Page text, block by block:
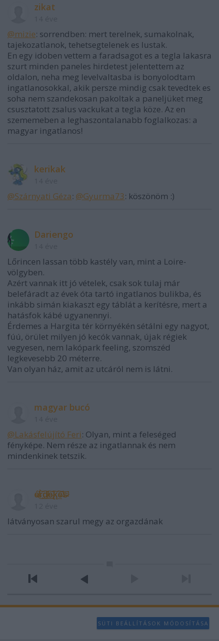
zikat
@mizie: sorrendben: mert terelnek, sumakolnak,
tajekozatlanok, tehetsegtelenek es lustak.
En egy idoben vettem a faradsagot es a tegla lakasra
szurt minden paneles hirdetest jelentettem az
oldalon, neha meg levelvaltasba is bonyolodtam
ingatlanosokkal, akik persze mindig csak tevedtek es
soha nem szandekosan pakoltak a paneljüket meg
csusztatott zsalus vackukat a tegla köze. Az en
szememeben a leghaszontalanabb foglalkozas: a
magyar ingatlanos!
kerikak
@Szárnyati Gézа: @Gyurma73: köszönöm :)
Dariengo
Lőrincen lassan több kastély van, mint a Loire-
völgyben.
Azért vannak itt jó vételek, csak sok tulaj már
belefáradt az évek óta tartó ingatlanos bulikba, és
inkább simán kiakaszt egy táblát a kerítésre, mert a
hatásfok kábé ugyanennyi.
Érdemes a Hargita tér környékén sétálni egy nagyot,
fúú, örület milyen jó kecók vannak, újak régiek
vegyesen, nem lakópark feeling, szomszéd
legkevesebb 20 méterre.
Van olyan ház, amit az utcáról nem is látni.
magyar bucó
@Lakásfelújító Feri: Olyan, mint a feleséged
fényképe. Nem része az ingatlannak és nem
mindenkinek tetszik.
é̶̸͜͠r̀͜͡d̷̸͟͠e̴̢͠͏k̨͘͢͠e̶̕͞s̵̷̛
látványosan szarul megy az orgazdának
SÜTI BEÁLLÍTÁSOK MÓDOSÍTÁSA